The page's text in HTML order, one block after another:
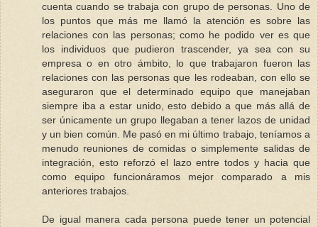
cuenta cuando se trabaja con grupo de personas. Uno de
los puntos que más me llamó la atención es sobre las
relaciones con las personas; como he podido ver es que
los individuos que pudieron trascender, ya sea con su
empresa o en otro ámbito, lo que trabajaron fueron las
relaciones con las personas que les rodeaban, con ello se
aseguraron que el determinado equipo que manejaban
siempre iba a estar unido, esto debido a que más allá de
ser únicamente un grupo llegaban a tener lazos de unidad
y un bien común. Me pasó en mi último trabajo, teníamos a
menudo reuniones de comidas o simplemente salidas de
integración, esto reforzó el lazo entre todos y hacia que
como equipo funcionáramos mejor comparado a mis
anteriores trabajos.
De igual manera cada persona puede tener un potencial